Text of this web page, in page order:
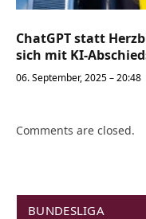
ChatGPT statt
sich mit KI-
06. September, 2025 – 20:48
Comments are closed.
BUNDESLIGA